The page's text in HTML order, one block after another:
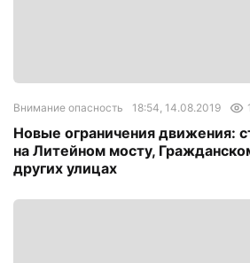
Внимание опасность 18:54, 14.08.2019
Новые ограничения движения:
на Литейном мосту,
других улицах